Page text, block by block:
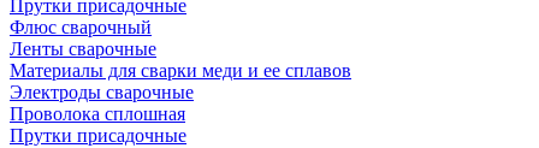
Прутки присадочные
Флюс сварочный
Ленты сварочные
Материалы для сварки меди и ее сплавов
Электроды сварочные
Проволока сплошная
Прутки присадочные